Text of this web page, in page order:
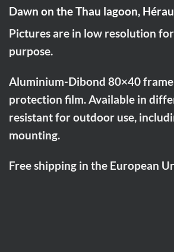
Dawn on the Thau lagoon,
Pictures are in low resolution
purpose.
Aluminium-Dibond 80×40
protection film. Available in
resistant for outdoor use,
mounting.
Free shipping in the European